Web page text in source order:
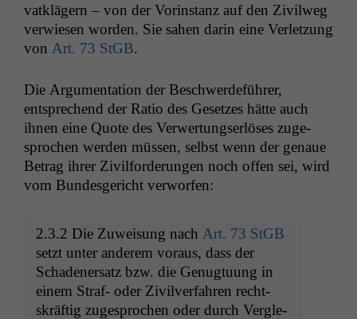
vatk­lägern – von der Vorin­stanz auf den Zivil­weg
ver­wiesen wor­den. Sie sahen darin eine Ver­let­zung
von Art. 73 StGB.
Die Argu­men­ta­tion der Beschw­erde­führer,
entsprechend der Ratio des Geset­zes hätte auch
ihnen eine Quote des Ver­w­er­tungser­lös­es zuge­
sprochen wer­den müssen, selb­st wenn der genaue
Betrag ihrer Zivil­forderun­gen noch offen sei, wird
vom Bun­des­gericht verworfen:
2.3.2 Die Zuweisung nach Art. 73 StGB
set­zt unter anderem voraus, dass der
Schaden­er­satz bzw. die Genug­tu­ung in
einem Straf- oder Zivil­ver­fahren recht­
skräftig zuge­sprochen oder durch Ver­gle­